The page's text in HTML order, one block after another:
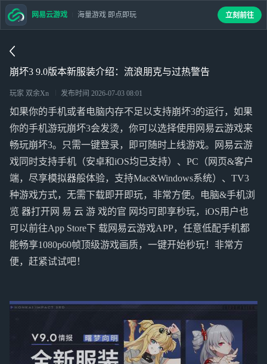
崩坏3 9.0版本新服装介绍：流浪朋克与过热警告
玩家 双余Xn 发布时间 2026-07-03 08:01
如果你的手机或者电脑内存不足以支持崩坏3的运行，如果
你的手机游玩崩坏3会发烫，你可以选择使用网易云游戏来
畅玩崩坏3。只需一键登录，即可随时上线游戏。网易云游
戏同时支持手机（安卓和iOS均已支持）、PC（网页&客户
端，尽享模拟器般体验，支持Mac&Windows系统）、TV3
种游戏方式，无需下载即开即玩，非常方便。电脑&手机浏
览 器打开网 易 云 游 戏的官 网均可即享秒玩，iOS用户也
可以前往App Store下 载网易云游戏APP，任意低配手机都
能畅享1080p60帧顶级游戏画质，一键开始秒玩！非常方
便，赶紧试试吧！
网易云游戏 海量游戏 即点即玩 立刻前往